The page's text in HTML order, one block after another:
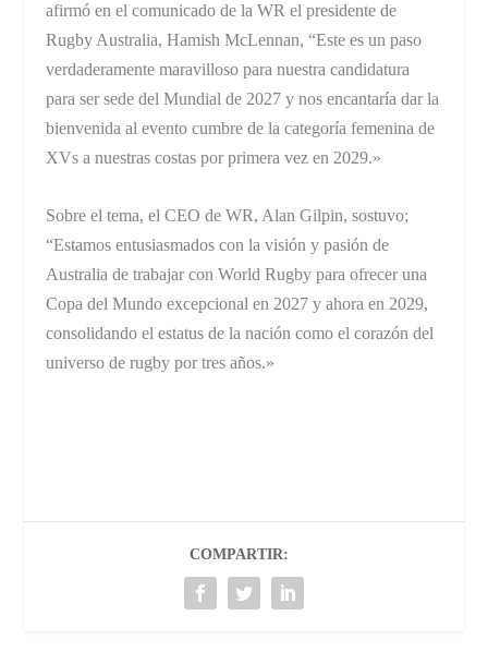
afirmó en el comunicado de la WR el presidente de
Rugby Australia, Hamish McLennan, “Este es un paso
verdaderamente maravilloso para nuestra candidatura
para ser sede del Mundial de 2027 y nos encantaría dar la
bienvenida al evento cumbre de la categoría femenina de
XVs a nuestras costas por primera vez en 2029.»
Sobre el tema, el CEO de WR, Alan Gilpin, sostuvo;
“Estamos entusiasmados con la visión y pasión de
Australia de trabajar con World Rugby para ofrecer una
Copa del Mundo excepcional en 2027 y ahora en 2029,
consolidando el estatus de la nación como el corazón del
universo de rugby por tres años.»
COMPARTIR: